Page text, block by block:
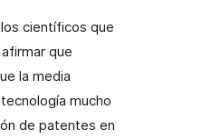
científicos que
que
la media
mucho
de patentes en